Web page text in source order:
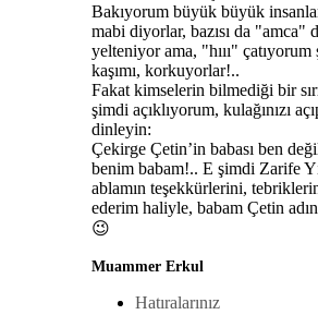
Bakıyorum büyük büyük
mabi diyorlar, bazısı da "amca"
yelteniyor ama, "hııı"
kaşımı, korkuyorlar!..
Fakat kimselerin bilmediği bir
şimdi açıklıyorum, kulağınızı
dinleyin:
Çekirge Çetin’in babası ben
benim babam!.. E şimdi Zarife
ablamın teşekkürlerini,
ederim haliyle, babam Çetin
😉
Muammer Erkul
Hatıralarınız